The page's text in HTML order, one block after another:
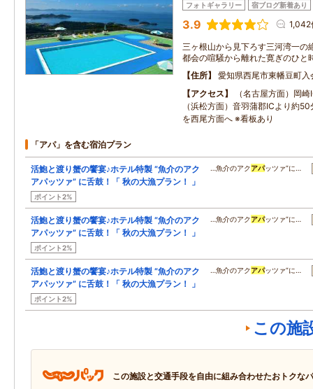
フォトギャラリー 宿ブログ新着あり
3.9 1,042
三ヶ根山から見下ろす三河湾一の
都会の喧騒から離れた寛ぎのひと
住所
愛知県西尾市東幡豆町
アクセス
（名古屋方面）岡
（浜松方面）音羽蒲郡ICより約
を西尾方面へ ※看板あり
「アパ」を含む宿泊プラン
活鮑と渡り蟹の饗宴♪ホテル特製 ”魚介のアク
アパッツァ” に舌鼓！「 秋の大漁プラン！ 」
ポイント2%
…魚介のアクアパッツァ”に…
活鮑と渡り蟹の饗宴♪ホテル特製 ”魚介のアク
アパッツァ” に舌鼓！「 秋の大漁プラン！ 」
ポイント2%
…魚介のアクアパッツァ”に…
活鮑と渡り蟹の饗宴♪ホテル特製 ”魚介のアク
アパッツァ” に舌鼓！「 秋の大漁プラン！ 」
ポイント2%
…魚介のアクアパッツァ”に…
この施
この施設と交通手段を自由に組み合わせたおトクな